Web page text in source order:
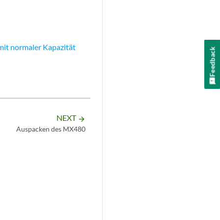
normaler Kapazität
NEXT arrow_forward
Auspacken des MX480
Feedback